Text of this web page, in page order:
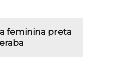
feminina preta